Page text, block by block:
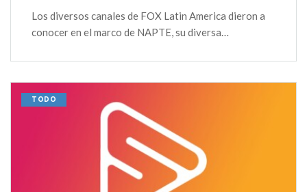
Los diversos canales de FOX Latin America dieron a
conocer en el marco de NAPTE, su diversa…
TODO